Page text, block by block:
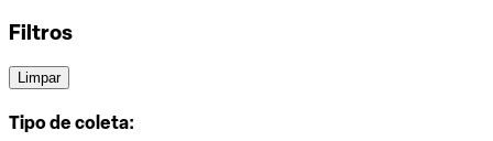
Filtros
Limpar
Tipo de coleta: